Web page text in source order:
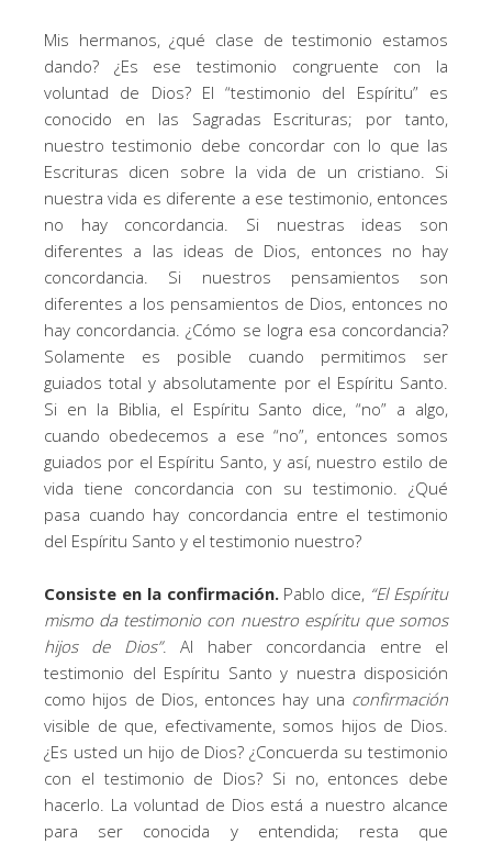
Mis hermanos, ¿qué clase de testimonio estamos
dando? ¿Es ese testimonio congruente con la
voluntad de Dios? El “testimonio del Espíritu” es
conocido en las Sagradas Escrituras; por tanto,
nuestro testimonio debe concordar con lo que las
Escrituras dicen sobre la vida de un cristiano. Si
nuestra vida es diferente a ese testimonio, entonces
no hay concordancia. Si nuestras ideas son
diferentes a las ideas de Dios, entonces no hay
concordancia. Si nuestros pensamientos son
diferentes a los pensamientos de Dios, entonces no
hay concordancia. ¿Cómo se logra esa concordancia?
Solamente es posible cuando permitimos ser
guiados total y absolutamente por el Espíritu Santo.
Si en la Biblia, el Espíritu Santo dice, “no” a algo,
cuando obedecemos a ese “no”, entonces somos
guiados por el Espíritu Santo, y así, nuestro estilo de
vida tiene concordancia con su testimonio. ¿Qué
pasa cuando hay concordancia entre el testimonio
del Espíritu Santo y el testimonio nuestro?
Consiste en la confirmación.Pablo dice, “El Espíritu
mismo da testimonio con nuestro espíritu que somos
hijos de Dios”. Al haber concordancia entre el
testimonio del Espíritu Santo y nuestra disposición
como hijos de Dios, entonces hay una confirmación
visible de que, efectivamente, somos hijos de Dios.
¿Es usted un hijo de Dios? ¿Concuerda su testimonio
con el testimonio de Dios? Si no, entonces debe
hacerlo. La voluntad de Dios está a nuestro alcance
para ser conocida y entendida; resta que